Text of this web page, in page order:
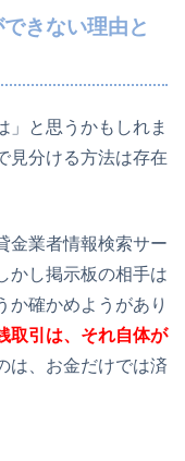
きない理由と
」と思うかもしれま
見分ける方法は存在
金業者情報検索サー
かし掲示板の相手は
か確かめようがあり
取引は、それ自体が
は、お金だけでは済